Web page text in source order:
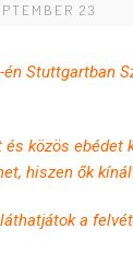
23
Stuttgartban
közös ebédet
hiszen ők
a